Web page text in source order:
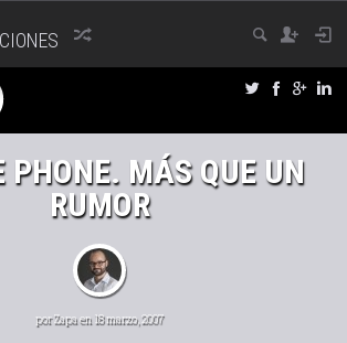
PHONE. MÁS QUE UN
RUMOR
porZapaen 18 marzo, 2007